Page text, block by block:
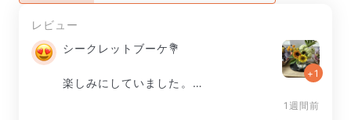
レビュー
シークレットブーケ💐
楽しみにしていました。
+1
1週間前